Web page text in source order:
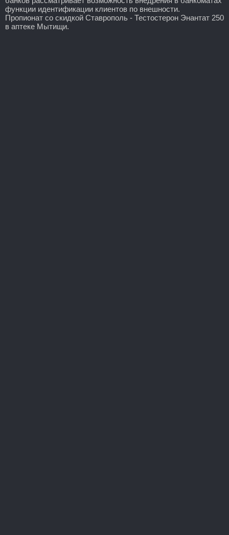
функции идентификации клиентов по внешности.
Пропионат со скидкой Ставрополь - Тестостерон Энантат 250
в аптеке Мытищи.